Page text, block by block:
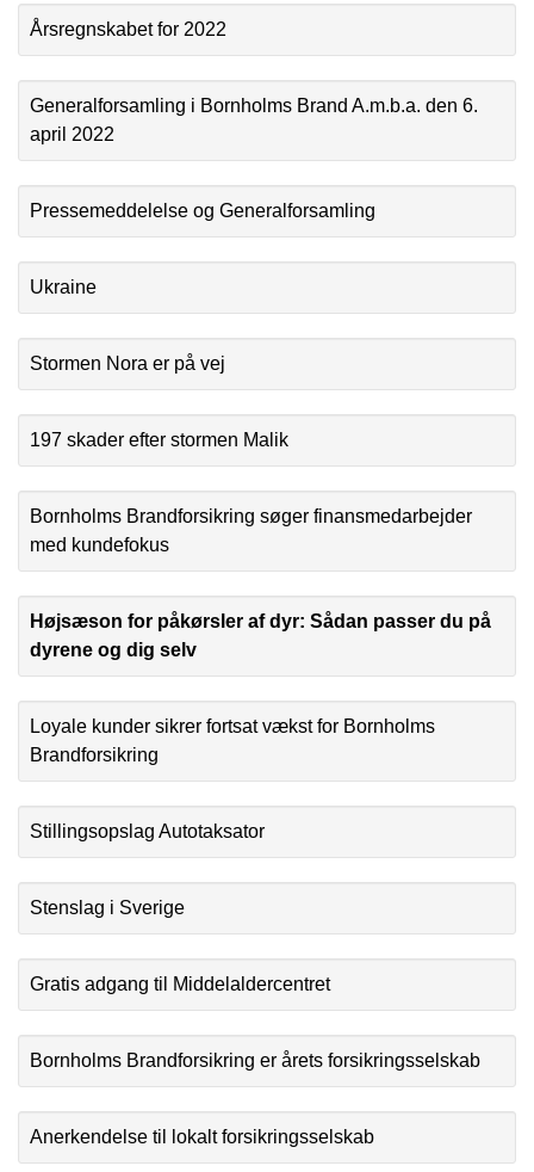
Årsregnskabet for 2022
Generalforsamling i Bornholms Brand A.m.b.a. den 6.
april 2022
Pressemeddelelse og Generalforsamling
Ukraine
Stormen Nora er på vej
197 skader efter stormen Malik
Bornholms Brandforsikring søger finansmedarbejder
med kundefokus
Højsæson for påkørsler af dyr: Sådan passer du på
dyrene og dig selv
Loyale kunder sikrer fortsat vækst for Bornholms
Brandforsikring
Stillingsopslag Autotaksator
Stenslag i Sverige
Gratis adgang til Middelaldercentret
Bornholms Brandforsikring er årets forsikringsselskab
Anerkendelse til lokalt forsikringsselskab